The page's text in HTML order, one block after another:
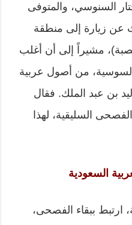
السنوسي، والمتوفى
تحدث عن زيارة إلى منطقة
مشيراً إلى أن أغلب
من أصول عربية
بن عبد الملك. فقال
السليقية، لهذا
السعودية
ارتبط ببقاء الفصحى،